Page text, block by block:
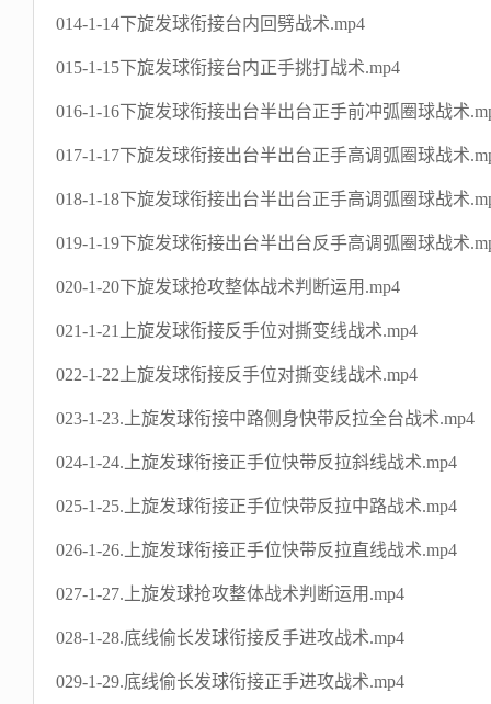
014-1-14下旋发球衔接台内回劈战术.mp4
015-1-15下旋发球衔接台内正手挑打战术.mp4
016-1-16下旋发球衔接出台半出台正手前冲弧圈球战术
017-1-17下旋发球衔接出台半出台正手高调弧圈球战术
018-1-18下旋发球衔接出台半出台正手高调弧圈球战术
019-1-19下旋发球衔接出台半出台反手高调弧圈球战术
020-1-20下旋发球抢攻整体战术判断运用.mp4
021-1-21上旋发球衔接反手位对撕变线战术.mp4
022-1-22上旋发球衔接反手位对撕变线战术.mp4
023-1-23.上旋发球衔接中路侧身快带反拉全台战术.mp4
024-1-24.上旋发球衔接正手位快带反拉斜线战术.mp4
025-1-25.上旋发球衔接正手位快带反拉中路战术.mp4
026-1-26.上旋发球衔接正手位快带反拉直线战术.mp4
027-1-27.上旋发球抢攻整体战术判断运用.mp4
028-1-28.底线偷长发球衔接反手进攻战术.mp4
029-1-29.底线偷长发球衔接正手进攻战术.mp4